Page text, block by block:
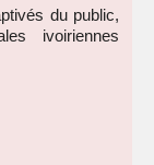
du public,
ivoiriennes